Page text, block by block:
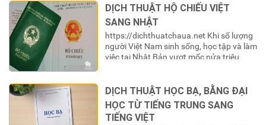
“chìa khóa” để mở ra cánh cửa thế
giới. Tuy nhiên, để “chìa khóa” này có giá
trị sử dụng trong các hệ thống…
DỊCH THUẬT HỘ CHIẾU VIỆT
SANG NHẬT
https://dichthuatchaua.net Khi số lượng
người Việt Nam sinh sống, học tập và làm
việc tại Nhật Bản vượt mốc nửa triệu
nên cấp thiết. Hộ chiếu (パスポート) do
Việt Nam cấp là giấy tờ tùy thân tối cao,…
DỊCH THUẬT HỌC BẠ, BẰNG ĐẠI
HỌC TỪ TIẾNG TRUNG SANG
TIẾNG VIỆT